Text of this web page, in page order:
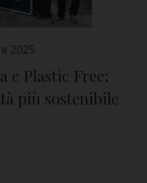
2025
e Plastic Free:
più sostenibile